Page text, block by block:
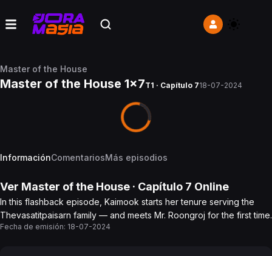
Master of the House
Master of the House 1x7T1 · Capítulo 718-07-2024
InformaciónComentariosMás episodios
Ver Master of the House · Capítulo 7 Online
In this flashback episode, Kaimook starts her tenure serving the
Thevasatitpaisarn family — and meets Mr. Roongroj for the first time.
Fecha de emisión: 18-07-2024